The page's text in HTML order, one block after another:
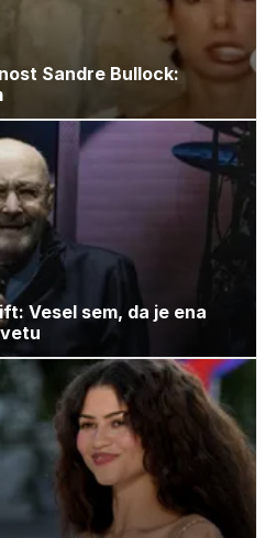
Sandre Bullock:
Vesel sem, da je ena